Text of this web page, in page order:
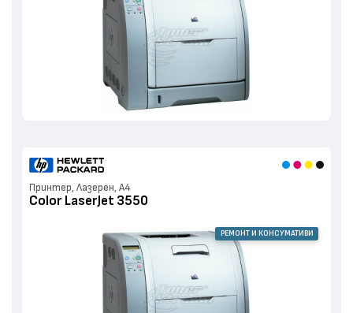
Принтер, Лазерен, А4
Color LaserJet 3550
РЕМОНТ И КОНСУМАТИВИ